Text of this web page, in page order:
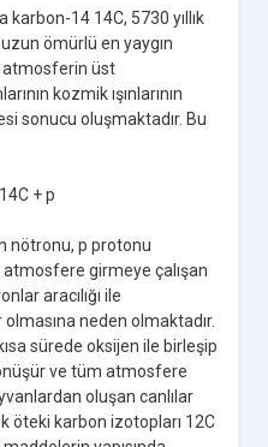
karbon-14 14C, 5730 yıllık
ömürlü en yaygın
atmosferin üst
kozmik ışınlarının
sonucu oluşmaktadır. Bu
+ p
nötronu, p protonu
girmeye çalışan
aracılığı ile
neden olmaktadır.
sürede oksijen ile birleşip
ve tüm atmosfere
oluşan canlılar
öteki karbon izotopları 12C